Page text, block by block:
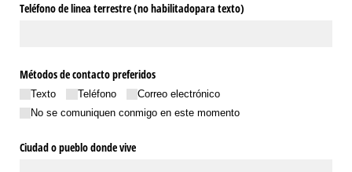
Teléfono de linea terrestre (no habilitadopara texto)
Métodos de contacto preferidos
Texto Teléfono
Correo electrónico
No se comuniquen conmigo en este momento
Ciudad o pueblo donde vive